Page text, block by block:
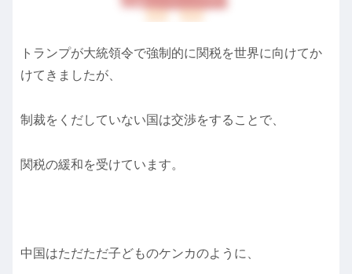
トランプが大統領令で強制的に関税を世界に向けてか
けてきましたが、
制裁をくだしていない国は交渉をすることで、
関税の緩和を受けています。
中国はただただ子どものケンカのように、